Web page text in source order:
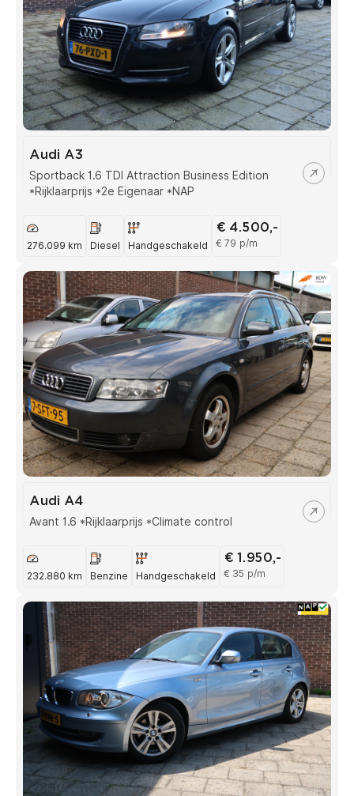
Audi A3
Sportback 1.6 TDI Attraction Business Edition
*Rijklaarprijs *2e Eigenaar *NAP
276.099 km Diesel Handgeschakeld
€ 4.500,-
€ 79 p/m
Audi A4
Avant 1.6 *Rijklaarprijs *Climate control
232.880 km Benzine Handgeschakeld
€ 1.950,-
€ 35 p/m